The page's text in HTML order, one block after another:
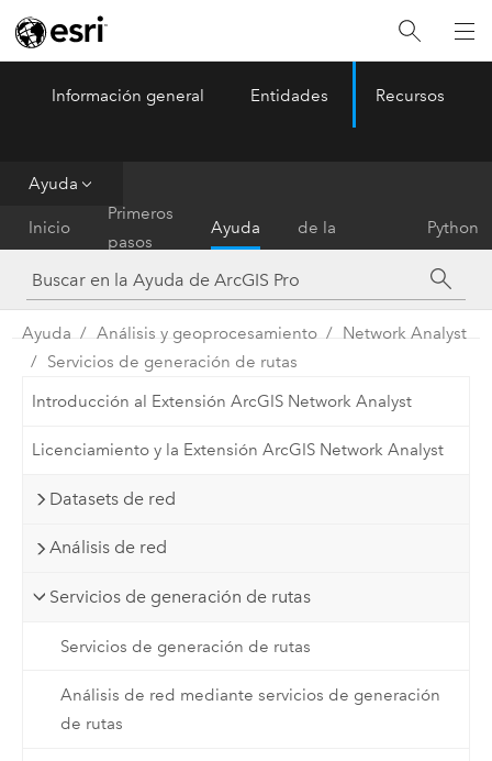
ArcGIS Pro Menu
Información general Entidades Recursos
Ayuda
Inicio
Primeros
pasos
Ayuda
de la
herramienta
Python
Ayuda Análisis y geoprocesamiento
Network Analyst
Servicios de generación de rutas
Introducción al Extensión ArcGIS Network Analyst
Licenciamiento y la Extensión ArcGIS Network Analyst
Datasets de red
Análisis de red
Servicios de generación de rutas
Servicios de generación de rutas
Análisis de red mediante servicios de generación
de rutas